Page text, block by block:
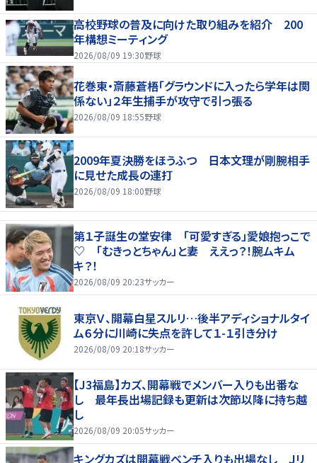
高校野球の普及に向けた取り組みを紹介 200
年構想ミーティング
2026/08/09 19:30野球
花巻東・斎藤蒼梧「グラウンドに入ったら学年は関
係ない」２年生捕手が攻守で引っ張る
2026/08/09 18:55野球
2009年夏決勝をほうふつ 日本文理が剛腕相手
に見せた成長の連打
2026/08/09 18:00野球
第１子誕生の堂安律 「可愛すぎる」愛娘抱っこで
♡ 「むきっとちゃん」と妻 ええっ？！腕ムキム
キ？！
2026/08/09 20:23サッカー
東京Ｖ、開幕白星スルリ…後半アディショナルタイ
ム６分に川崎に失点を許して１-１引き分け
2026/08/09 20:18サッカー
【J3福島】カズ、開幕戦でメンバー入りも出番な
し 最年長出場記録も更新は次節以降に持ち越
し
2026/08/09 20:05サッカー
キングカズは開幕戦ベンチ入りも出場なし Ｊリ